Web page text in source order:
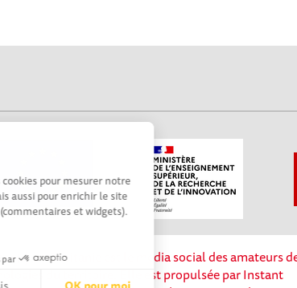
pour mesurer notre
aussi pour enrichir le site
et widgets).
par
en Occitanie est le média social des amateurs
du territoire. Elle est propulsée par Instant